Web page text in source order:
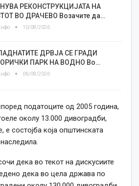
РЕКОНСТРУКЦИЈАТА НА
ВО ДРАЧЕВО Возачите да…
10/08/2026
ДРВЈА СЕ ГРАДИ
ПАРК НА ВОДНО Во…
06/08/2026
податоците од 2005 година,
околу 13.000 дивоградби,
е состојба која општинската
дека во текот на дискусиите
дека во цела држава по